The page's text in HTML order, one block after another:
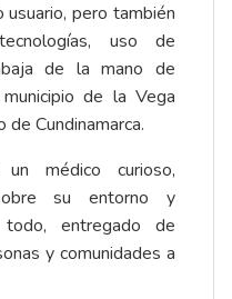
pero también
uso de
de la mano de
de la Vega
Cundinamarca.
médico curioso,
su entorno y
entregado de
y comunidades a